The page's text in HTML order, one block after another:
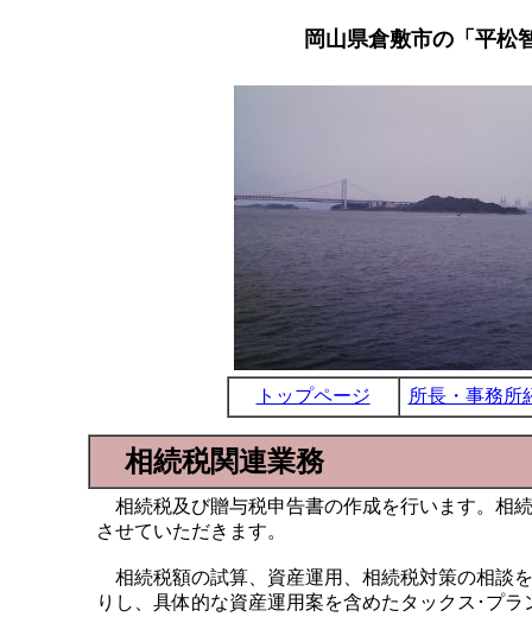
岡山県倉敷市の「平松
トップページ 所長・事務所
相続税関連業務
相続税及び贈与税申告書の作成を行います。相
させていただきます。
相続税額の試算、資産運用、相続税対策の相談
りし、具体的な資産運用案を含めたタックス･プ